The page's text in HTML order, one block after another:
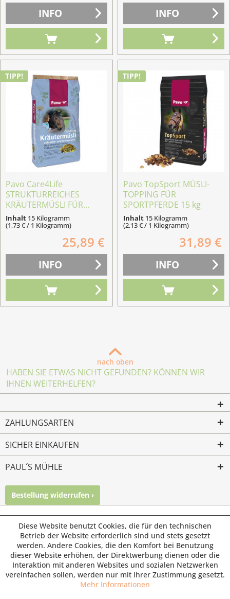
INFO INFO
TIPP!
Pavo Care4Life
STRUKTURREICHES
KRÄUTERMÜSLI FÜR...
Inhalt 15 Kilogramm
(1,73 € / 1 Kilogramm)
25,89 €
INFO
TIPP!
Pavo TopSport MÜSLI-
TOPPING FÜR
SPORTPFERDE 15 kg
Inhalt 15 Kilogramm
(2,13 € / 1 Kilogramm)
31,89 €
INFO
nach oben
HABEN SIE ETWAS NICHT GEFUNDEN? KÖNNEN WIR
IHNEN WEITERHELFEN?
ZAHLUNGSARTEN
SICHER EINKAUFEN
PAUL´S MÜHLE
Bestellung widerrufen ›
© Paul's Mühle | Inhaber: Christof Paul e.K. | Westring 2 |
45659 Recklinghausen
Fax: 02361 -28831 | E-Mail: info@pauls-muehle.de
Diese Website benutzt Cookies, die für den technischen
Betrieb der Website erforderlich sind und stets gesetzt
werden. Andere Cookies, die den Komfort bei Benutzung
dieser Website erhöhen, der Direktwerbung dienen oder die
Interaktion mit anderen Websites und sozialen Netzwerken
vereinfachen sollen, werden nur mit Ihrer Zustimmung gesetzt.
Mehr Informationen